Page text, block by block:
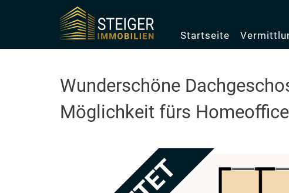
Startseite
Wunderschöne
Möglichkeit fürs Homeoffice